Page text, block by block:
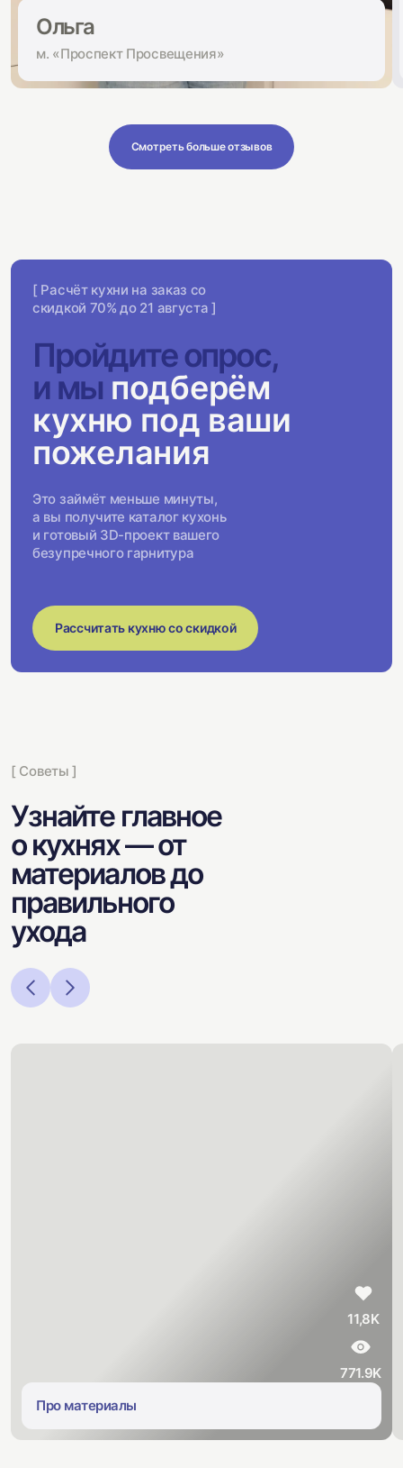
Ольга
м. «Проспект Просвещения»
Смотреть больше отзывов
[ Расчёт кухни на заказ со
скидкой 70% до 21 августа ]
Пройдите опрос,
и мы подберём
кухню под ваши
пожелания
Это займёт меньше минуты,
а вы получите каталог кухонь
и готовый 3D-проект вашего
безупречного гарнитура
Рассчитать кухню со скидкой
[ Советы ]
Узнайте главное
о кухнях — от
материалов до
правильного
ухода
11,8K
771.9K
Про материалы